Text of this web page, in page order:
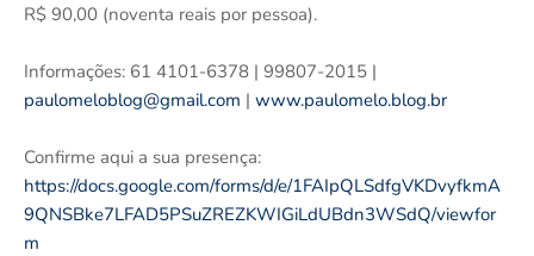
R$ 90,00 (noventa reais por pessoa).
Informações: 61 4101-6378 | 99807-2015 |
paulomeloblog@gmail.com | www.paulomelo.blog.br
Confirme aqui a sua presença:
https://docs.google.com/forms/d/e/1FAIpQLSdfgVKDvyfkmA
9QNSBke7LFAD5PSuZREZKWIGiLdUBdn3WSdQ/viewfor
m